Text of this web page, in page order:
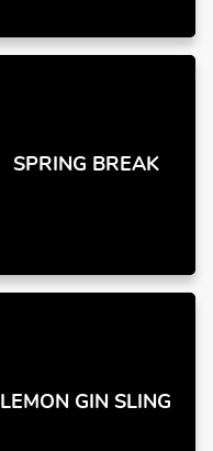
SPRING BREAK
LEMON GIN SLING